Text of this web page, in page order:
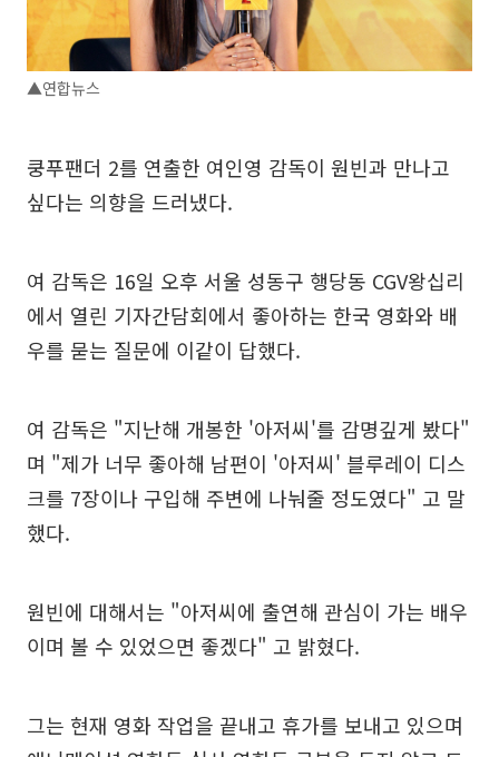
▲연합뉴스
쿵푸팬더 2를 연출한 여인영 감독이 원빈과 만나고
싶다는 의향을 드러냈다.
여 감독은 16일 오후 서울 성동구 행당동 CGV왕십리
에서 열린 기자간담회에서 좋아하는 한국 영화와 배
우를 묻는 질문에 이같이 답했다.
여 감독은 "지난해 개봉한 '아저씨'를 감명깊게 봤다"
며 "제가 너무 좋아해 남편이 '아저씨' 블루레이 디스
크를 7장이나 구입해 주변에 나눠줄 정도였다" 고 말
했다.
원빈에 대해서는 "아저씨에 출연해 관심이 가는 배우
이며 볼 수 있었으면 좋겠다" 고 밝혔다.
그는 현재 영화 작업을 끝내고 휴가를 보내고 있으며